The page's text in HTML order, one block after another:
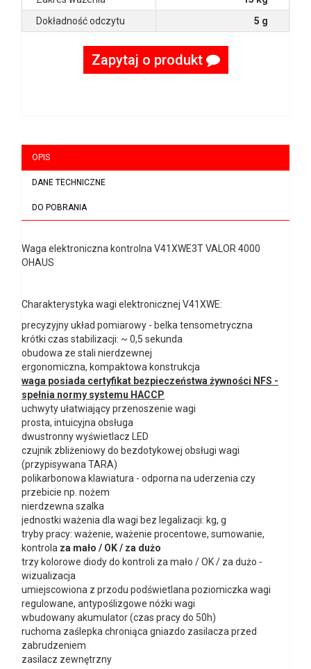
Dokładność odczytu
5 g
Zapytaj o produkt
OPIS
DANE TECHNICZNE
DO POBRANIA
Waga elektroniczna kontrolna V41XWE3T VALOR 4000
OHAUS
Charakterystyka wagi elektronicznej V41XWE:
precyzyjny układ pomiarowy - belka tensometryczna
krótki czas stabilizacji: ~ 0,5 sekunda
obudowa ze stali nierdzewnej
ergonomiczna, kompaktowa konstrukcja
waga posiada certyfikat bezpieczeństwa żywności NFS -
spełnia normy systemu HACCP
uchwyty ułatwiający przenoszenie wagi
prosta, intuicyjna obsługa
dwustronny wyświetlacz LED
czujnik zbliżeniowy do bezdotykowej obsługi wagi
(przypisywana TARA)
polikarbonowa klawiatura - odporna na uderzenia czy
przebicie np. nożem
nierdzewna szalka
jednostki ważenia dla wagi bez legalizacji: kg, g
tryby pracy: ważenie, ważenie procentowe, sumowanie,
kontrola za mało / OK / za dużo
trzy kolorowe diody do kontroli za mało / OK / za dużo -
wizualizacja
umiejscowiona z przodu podświetlana poziomiczka wagi
regulowane, antypoślizgowe nóżki wagi
wbudowany akumulator (czas pracy do 50h)
ruchoma zaślepka chroniąca gniazdo zasilacza przed
zabrudzeniem
zasilacz zewnętrzny